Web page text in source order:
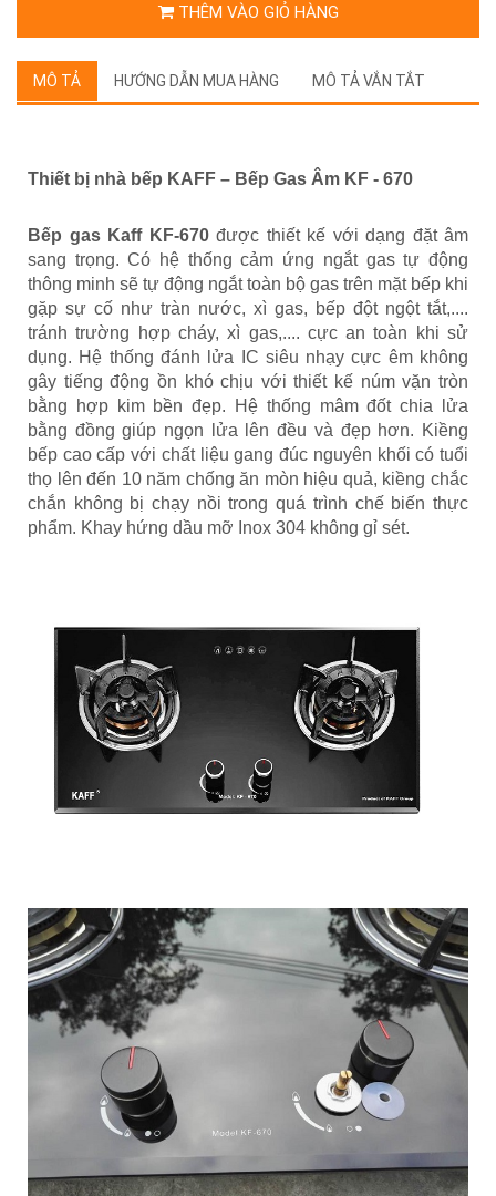
THÊM VÀO GIỎ HÀNG
MÔ TẢ HƯỚNG DẪN MUA HÀNG MÔ TẢ VẮN TẮT
Thiết bị nhà bếp KAFF – Bếp Gas Âm KF - 670
Bếp gas Kaff KF-670được thiết kế với dạng đặt âm
sang trọng. Có hệ thống cảm ứng ngắt gas tự động
thông minh sẽ tự động ngắt toàn bộ gas trên mặt bếp khi
gặp sự cố như tràn nước, xì gas, bếp đột ngột tắt,....
tránh trường hợp cháy, xì gas,.... cực an toàn khi sử
dụng. Hệ thống đánh lửa IC siêu nhạy cực êm không
gây tiếng động ồn khó chịu với thiết kế núm vặn tròn
bằng hợp kim bền đẹp. Hệ thống mâm đốt chia lửa
bằng đồng giúp ngọn lửa lên đều và đẹp hơn. Kiềng
bếp cao cấp với chất liệu gang đúc nguyên khối có tuổi
thọ lên đến 10 năm chống ăn mòn hiệu quả, kiềng chắc
chắn không bị chạy nồi trong quá trình chế biến thực
phẩm. Khay hứng dầu mỡ Inox 304 không gỉ sét.